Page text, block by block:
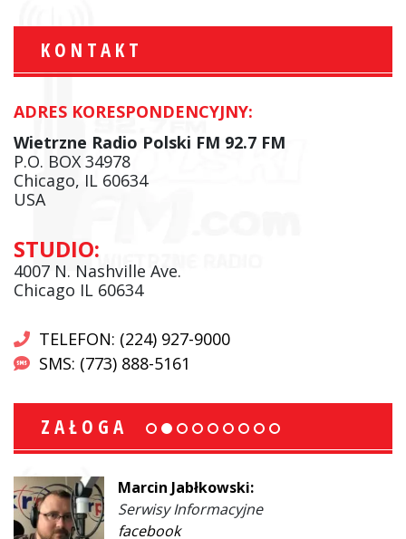
KONTAKT
ADRES KORESPONDENCYJNY:
Wietrzne Radio Polski FM 92.7 FM
P.O. BOX 34978
Chicago, IL 60634
USA
STUDIO:
4007 N. Nashville Ave.
Chicago IL 60634
TELEFON: (224) 927-9000
SMS: (773) 888-5161
ZAŁOGA
Marcin Jabłkowski:
Serwisy Informacyjne
facebook